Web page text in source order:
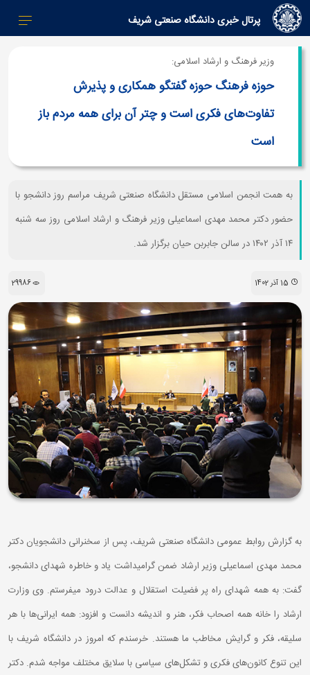
پرتال خبری دانشگاه صنعتی شریف
وزیر فرهنگ و ارشاد اسلامی:
حوزه فرهنگ حوزه گفتگو همکاری و پذیرش
تفاوت‌های فکری است و چتر آن برای همه مردم باز
است
به همت انجمن اسلامی مستقل دانشگاه صنعتی شریف مراسم روز دانشجو با
حضور دکتر محمد مهدی اسماعیلی وزیر فرهنگ و ارشاد اسلامی روز سه شنبه
۱۴ آذر ۱۴۰۲ در سالن جابربن حیان برگزار شد.
15 آذر 1402 29986
به گزارش روابط عمومی دانشگاه صنعتی شریف، پس از سخنرانی دانشجویان دکتر
محمد مهدی اسماعیلی وزیر ارشاد ضمن گرامیداشت یاد و خاطره شهدای دانشجو،
گفت: به همه شهدای راه پر فضیلت استقلال و عدالت درود میفرستم. وی وزارت
ارشاد را خانه همه اصحاب فکر، هنر و اندیشه دانست و افزود: همه ایرانی‌ها با هر
سلیقه، فکر و گرایش مخاطب ما هستند. خرسندم که امروز در دانشگاه شریف با
این تنوع کانون‌های فکری و تشکل‌های سیاسی با سلایق مختلف مواجه شدم. دکتر